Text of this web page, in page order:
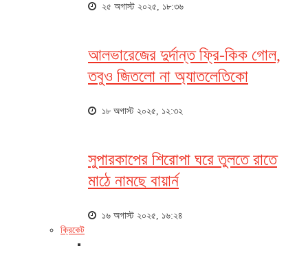
২৫ অগাস্ট ২০২৫, ১৮:৩৬
আলভারেজের দুর্দান্ত ফ্রি-কিক গোল,
তবুও জিতলো না অ্যাতলেতিকো
১৮ অগাস্ট ২০২৫, ১২:৩২
সুপারকাপের শিরোপা ঘরে তুলতে রাতে
মাঠে নামছে বায়ার্ন
১৬ অগাস্ট ২০২৫, ১৬:২৪
ক্রিকেট